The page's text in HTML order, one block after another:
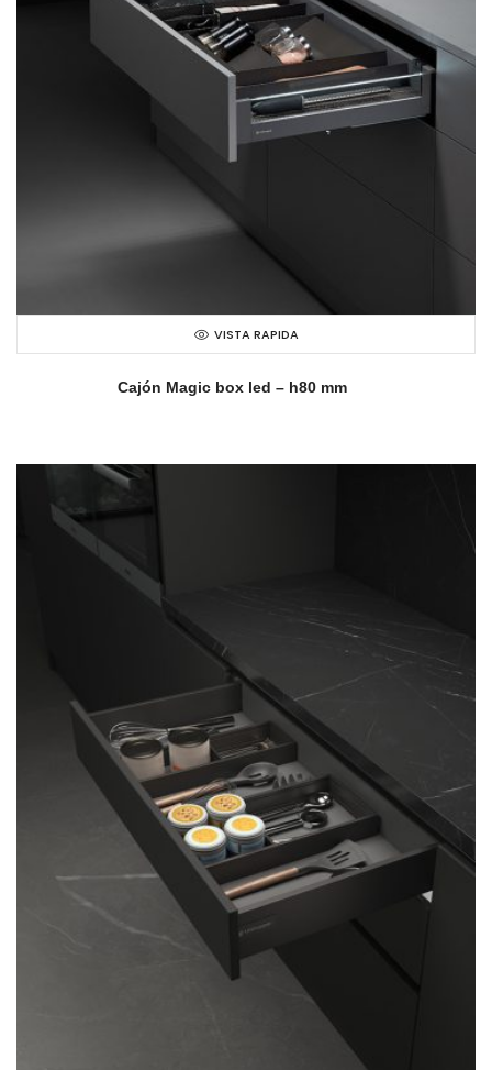
VISTA RAPIDA
Cajón Magic box led – h80 mm